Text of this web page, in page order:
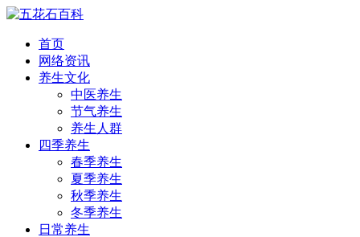
首页
网络资讯
养生文化
中医养生
节气养生
养生人群
四季养生
春季养生
夏季养生
秋季养生
冬季养生
日常养生